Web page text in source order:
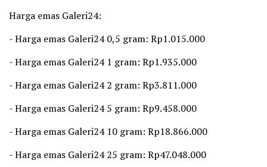
‎Harga emas Galeri24:
‎- Harga emas Galeri24 0,5 gram: Rp1.015.000
‎- Harga emas Galeri24 1 gram: Rp1.935.000
‎- Harga emas Galeri24 2 gram: Rp3.811.000
‎- Harga emas Galeri24 5 gram: Rp9.458.000
‎- Harga emas Galeri24 10 gram: Rp18.866.000
‎- Harga emas Galeri24 25 gram: Rp47.048.000